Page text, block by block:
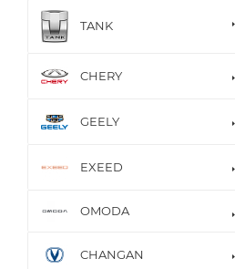
TANK
CHERY
GEELY
EXEED
OMODA
CHANGAN